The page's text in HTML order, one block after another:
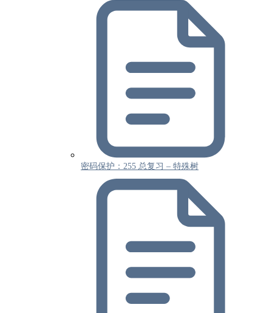
密码保护：255 总复习 – 特殊树